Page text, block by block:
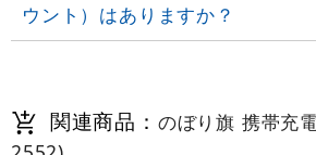
ウント）はありますか？
関連商品： のぼり旗 携帯充